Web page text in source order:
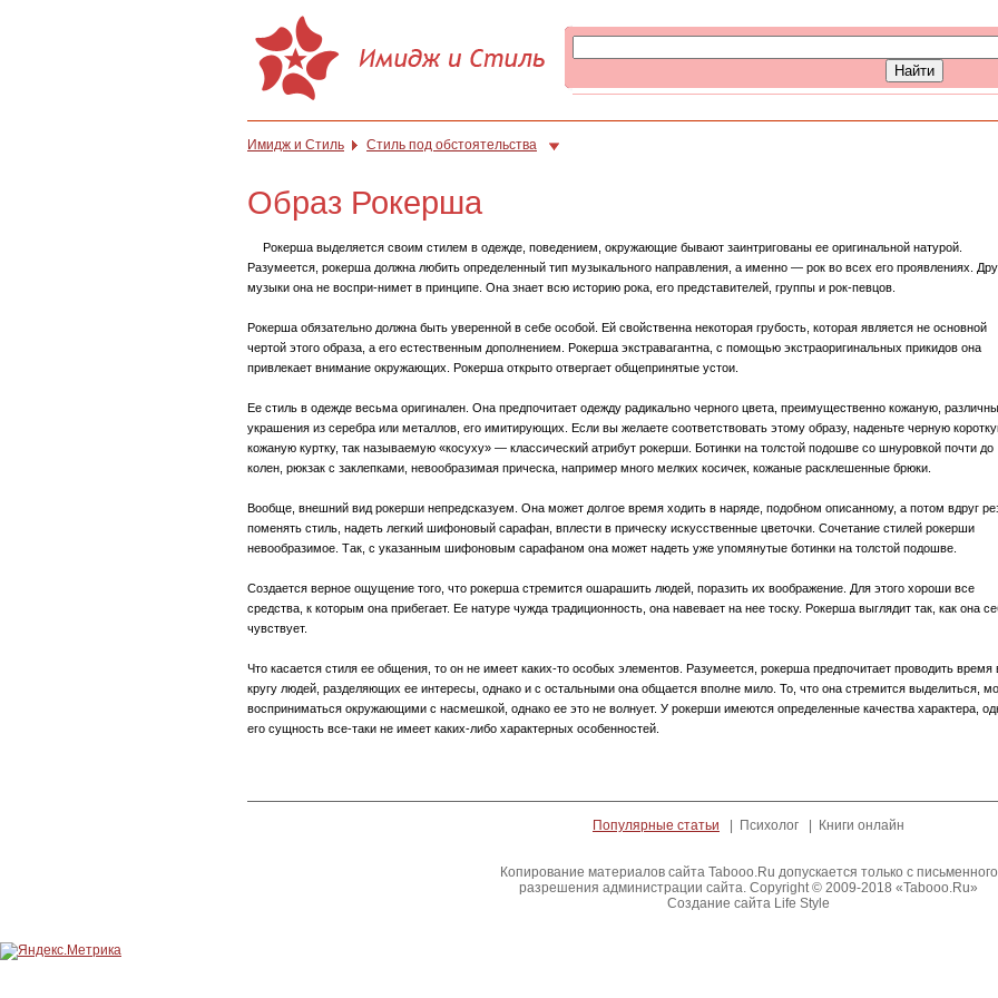
Имидж и Стиль Стиль под обстоятельства
Образ Рокерша
Рокерша выделяется своим стилем в одежде, поведением, окружающие бывают заинтригованы ее оригинальной натурой.
Разумеется, рокерша должна любить определенный тип музыкального направления, а именно — рок во всех его проявлениях.
музыки она не воспри-нимет в принципе. Она знает всю историю рока, его представителей, группы и рок-певцов.
Рокерша обязательно должна быть уверенной в себе особой. Ей свойственна некоторая грубость, которая является не основной
чертой этого образа, а его естественным дополнением. Рокерша экстравагантна, с помощью экстраоригинальных прикидов она
привлекает внимание окружающих. Рокерша открыто отвергает общепринятые устои.
Ее стиль в одежде весьма оригинален. Она предпочитает одежду радикально черного цвета, преимущественно кожаную,
украшения из серебра или металлов, его имитирующих. Если вы желаете соответствовать этому образу, наденьте черную
кожаную куртку, так называемую «косуху» — классический атрибут рокерши. Ботинки на толстой подошве со шнуровкой почти до
колен, рюкзак с заклепками, невообразимая прическа, например много мелких косичек, кожаные расклешенные брюки.
Вообще, внешний вид рокерши непредсказуем. Она может долгое время ходить в наряде, подобном описанному, а потом вдруг
поменять стиль, надеть легкий шифоновый сарафан, вплести в прическу искусственные цветочки. Сочетание стилей рокерши
невообразимое. Так, с указанным шифоновым сарафаном она может надеть уже упомянутые ботинки на толстой подошве.
Создается верное ощущение того, что рокерша стремится ошарашить людей, поразить их воображение. Для этого хороши все
средства, к которым она прибегает. Ее натуре чужда традиционность, она навевает на нее тоску. Рокерша выглядит так, как она
чувствует.
Что касается стиля ее общения, то он не имеет каких-то особых элементов. Разумеется, рокерша предпочитает проводить время
кругу людей, разделяющих ее интересы, однако и с остальными она общается вполне мило. То, что она стремится выделиться,
восприниматься окружающими с насмешкой, однако ее это не волнует. У рокерши имеются определенные качества характера,
его сущность все-таки не имеет каких-либо характерных особенностей.
Популярные статьи | Психолог | Книги онлайн
Копирование материалов сайта Tabooo.Ru допускается только с письменного
разрешения администрации сайта. Copyright © 2009-2018 «Tabooo.Ru»
Создание сайта Life Style